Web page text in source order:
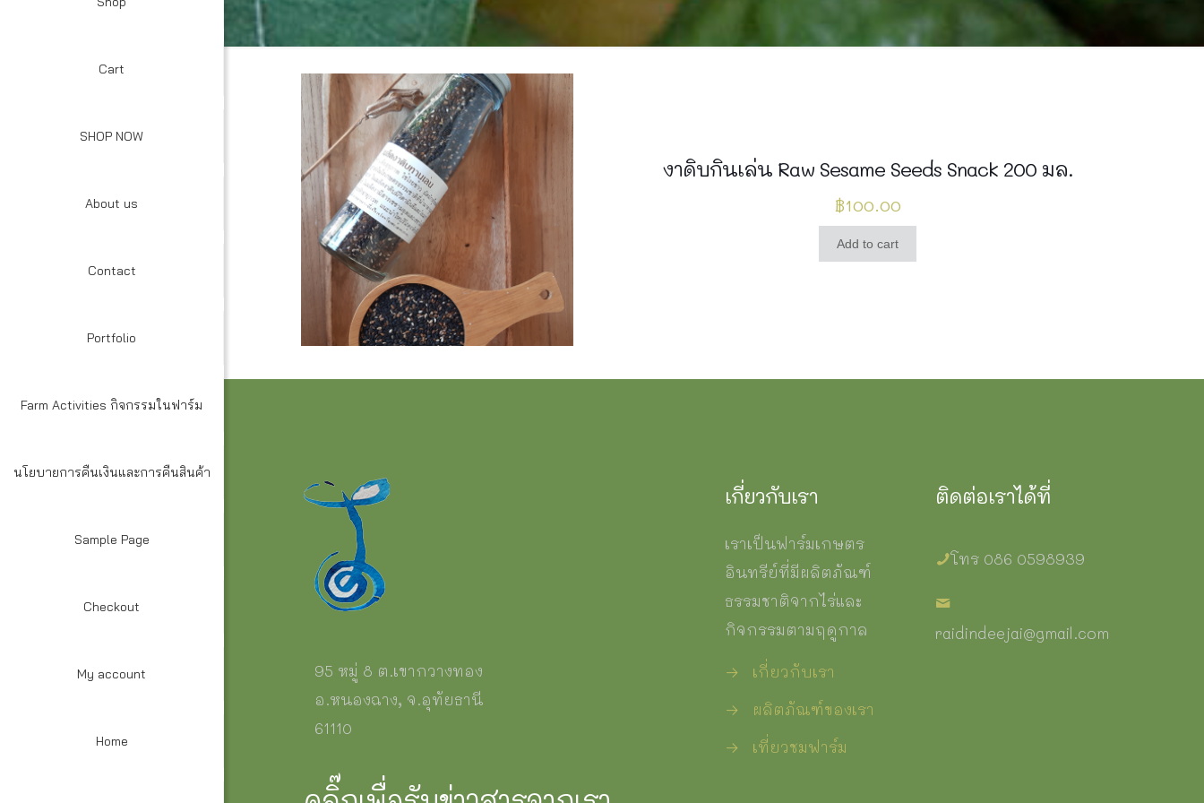
Cart
SHOP NOW
About us
Contact
Portfolio
Farm Activities กิจกรรมในฟาร์ม
นโยบายการคืนเงินและการคืนสินค้า
Sample Page
Checkout
My account
Home
งาดิบกินเล่น Raw Sesame Seeds Snack 200 มล.
฿100.00
Add to cart
95 หมู่ 8 ต.เขากวางทอง
อ.หนองฉาง, จ.อุทัยธานี
61110
เกี่ยวกับเรา
เราเป็นฟาร์มเกษตร
อินทรีย์ที่มีผลิตภัณฑ์
ธรรมชาติจากไร่และ
กิจกรรมตามฤดูกาล
→
เกี่ยวกับเรา
→
ผลิตภัณฑ์ของเรา
→
เที่ยวชมฟาร์ม
ติดต่อเราได้ที่
โทร 086 0598939
raidindeejai@gmail.com